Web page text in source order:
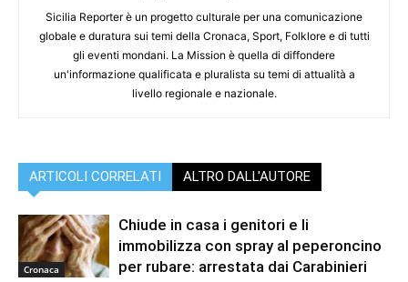
Sicilia Reporter è un progetto culturale per una comunicazione
globale e duratura sui temi della Cronaca, Sport, Folklore e di tutti
gli eventi mondani. La Mission è quella di diffondere
un'informazione qualificata e pluralista su temi di attualità a
livello regionale e nazionale.
ARTICOLI CORRELATI ALTRO DALL'AUTORE
Cronaca
Chiude in casa i genitori e li
immobilizza con spray al peperoncino
per rubare: arrestata dai Carabinieri